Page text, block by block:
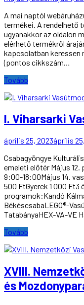
A mai naptól
termékei. A rendelhető
ugyanakkor az oldalon
elérhető termékről
kapcsolatban keressen
(pontos cikkszám…
Tovább
I. Viharsarki
április 25, 2023április
Csabagyöngye
emeleti előtér Május
9:00-18:00Május 14.
500 FtGyerek 1 000
programok:Kandó
BékéscsabaLEGO®-
TatabányaHEX-VA-VE
Tovább
XVIII.
és